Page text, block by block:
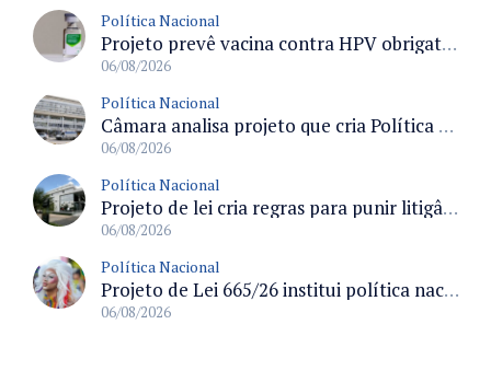
Política Nacional
Projeto prevê vacina contra HPV obrigatória e testes moleculares para rastreamento do câncer do colo do útero
06/08/2026
Política Nacional
Câmara analisa projeto que cria Política Nacional de Qualificação e Valorização da Preceptoria na Residência Médica
06/08/2026
Política Nacional
Projeto de lei cria regras para punir litigância abusiva reversa e integrar sistemas do Judiciário
06/08/2026
Política Nacional
Projeto de Lei 665/26 institui política nacional para prevenção ao transfeminicídio e prevê medidas de proteção e reparação
06/08/2026